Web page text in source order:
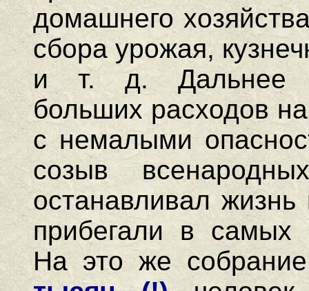
домашнего
сбора урожая,
и т. д. Дальнее
больших расходов
с немалыми
созыв
останавливал
прибегали в самых
На это же